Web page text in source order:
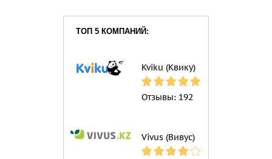
ТОП 5 КОМПАНИЙ:
Kviku (Квику)
Отзывы: 192
Vivus (Вивус)